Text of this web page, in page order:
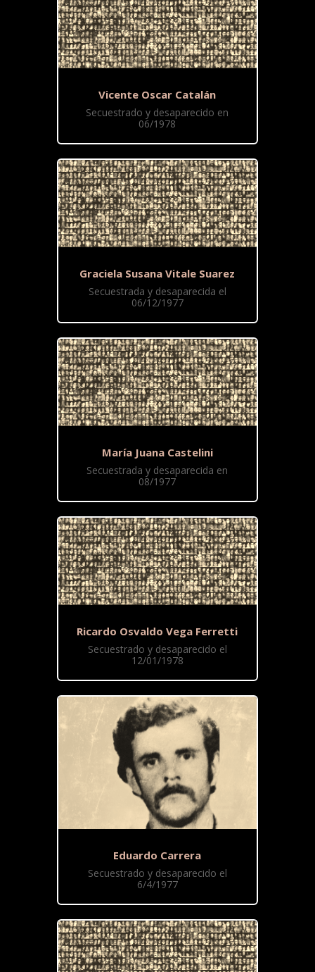
Vicente Oscar Catalán
Secuestrado y desaparecido en
06/1978
Graciela Susana Vitale Suarez
Secuestrada y desaparecida el
06/12/1977
María Juana Castelini
Secuestrada y desaparecida en
08/1977
Ricardo Osvaldo Vega Ferretti
Secuestrado y desaparecido el
12/01/1978
Eduardo Carrera
Secuestrado y desaparecido el
6/4/1977